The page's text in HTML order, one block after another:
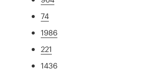
74
1986
221
1436